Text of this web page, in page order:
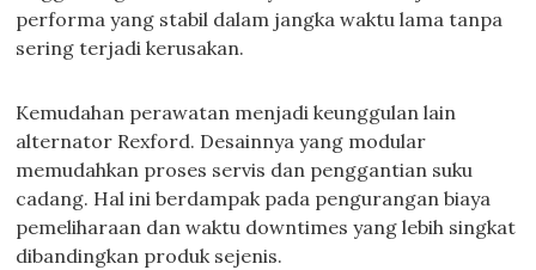
performa yang stabil dalam jangka waktu lama tanpa
sering terjadi kerusakan.
Kemudahan perawatan menjadi keunggulan lain
alternator Rexford. Desainnya yang modular
memudahkan proses servis dan penggantian suku
cadang. Hal ini berdampak pada pengurangan biaya
pemeliharaan dan waktu downtimes yang lebih singkat
dibandingkan produk sejenis.